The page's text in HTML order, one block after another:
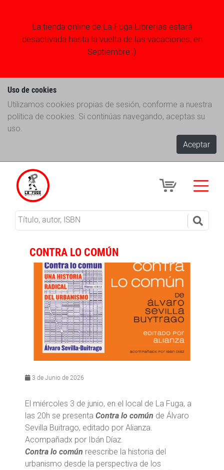
La tienda online de La Fuga Librerias estará
desactivada hasta la vuelta de las vacaciones, en
Septiembre ;)
Uso de cookies
Utilizamos cookies propias de sesión, conforme a nuestra
política de cookies. Si continúas navegando, aceptas su
uso.
Aceptar
CONTRA LO COMÚN
3 de Junio de 2026
El miércoles 3 de junio, en el local de La Fuga, a
las 20h se presenta Contra lo común de Álvaro
Sevilla Buitrago, editado por Alianza.
Acompañadx por Ibán Díaz.
Contra lo común reescribe la historia del
urbanismo desde la perspectiva de los